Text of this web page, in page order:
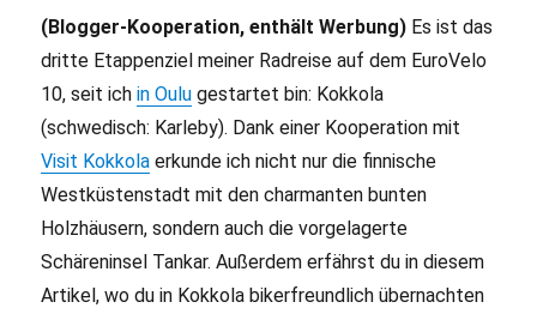
(Blogger-Kooperation, enthält Werbung) Es ist das
dritte Etappenziel meiner Radreise auf dem EuroVelo
10, seit ichin Oulu gestartet bin: Kokkola
(schwedisch: Karleby). Dank einer Kooperation mit
Visit Kokkola erkunde ich nicht nur die finnische
Westküstenstadt mit den charmanten bunten
Holzhäusern, sondern auch die vorgelagerte
Schäreninsel Tankar. Außerdem erfährst du in diesem
Artikel, wo du in Kokkola bikerfreundlich übernachten